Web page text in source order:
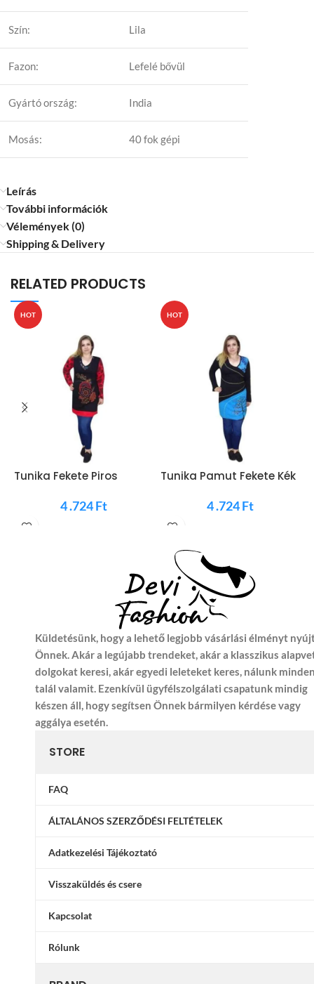
Szín: Lila
Fazon: Lefelé bővül
Gyártó ország: India
Mosás: 40 fok gépi
Leírás
További információk
Vélemények (0)
Shipping & Delivery
RELATED PRODUCTS
HOT
Tunika Fekete Piros
4 .724Ft
HOT
Tunika Pamut Fekete Kék
4 .724Ft
Küldetésünk, hogy a lehető legjobb vásárlási élményt
Önnek. Akár a legújabb trendeket, akár a klasszikus
dolgokat keresi, akár egyedi leleteket keres, nálunk
talál valamit. Ezenkívül ügyfélszolgálati csapatunk mindig
készen áll, hogy segítsen Önnek bármilyen kérdése vagy
aggálya esetén.
STORE
FAQ
ÁLTALÁNOS SZERZŐDÉSI FELTÉTELEK
Adatkezelési Tájékoztató
Visszaküldés és csere
Kapcsolat
Rólunk